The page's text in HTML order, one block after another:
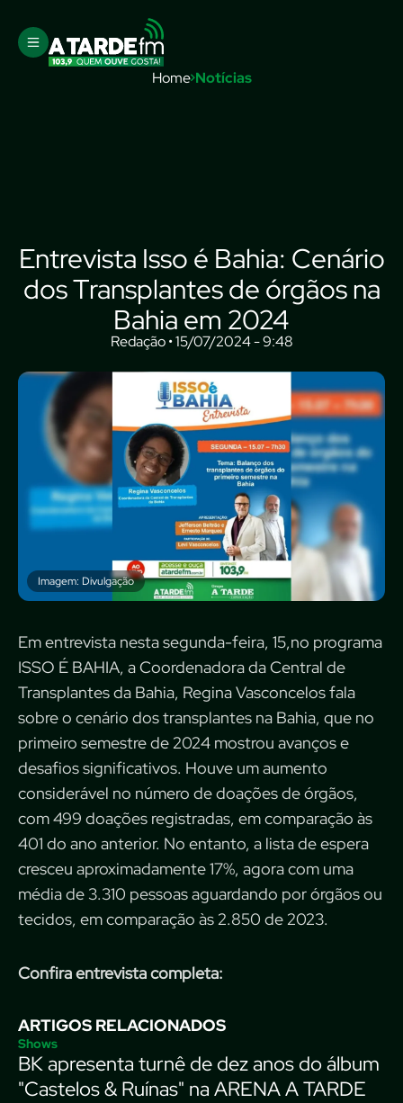
Home Notícias
Entrevista Isso é Bahia: Cenário
dos Transplantes de órgãos na
Bahia em 2024
Redação • 15/07/2024 - 9:48
Imagem: Divulgação
Em entrevista nesta segunda-feira, 15,no programa
ISSO É BAHIA, a Coordenadora da Central de
Transplantes da Bahia, Regina Vasconcelos fala
sobre o cenário dos transplantes na Bahia, que no
primeiro semestre de 2024 mostrou avanços e
desafios significativos. Houve um aumento
considerável no número de doações de órgãos,
com 499 doações registradas, em comparação às
401 do ano anterior. No entanto, a lista de espera
cresceu aproximadamente 17%, agora com uma
média de 3.310 pessoas aguardando por órgãos ou
tecidos, em comparação às 2.850 de 2023.
Confira entrevista completa:
ARTIGOS RELACIONADOS
Shows
BK apresenta turnê de dez anos do álbum
"Castelos & Ruínas" na ARENA A TARDE